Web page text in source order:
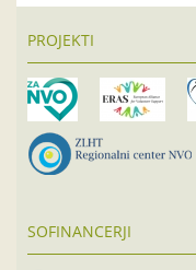
PROJEKTI
SOFINANCERJI